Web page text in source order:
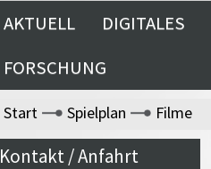
AKTUELL DIGITALES
FORSCHUNG
Start Spielplan Filme
Kontakt / Anfahrt